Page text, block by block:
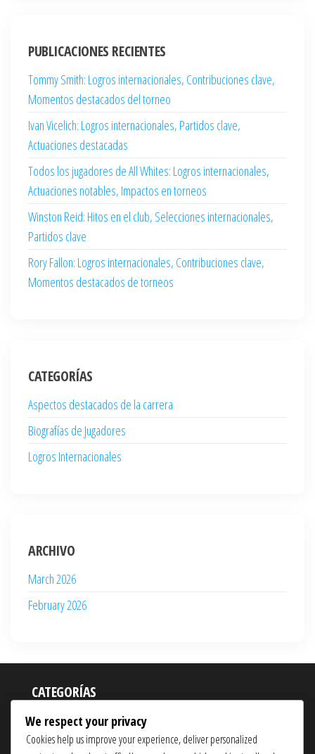
PUBLICACIONES RECIENTES
Tommy Smith: Logros internacionales, Contribuciones clave,
Momentos destacados del torneo
Ivan Vicelich: Logros internacionales, Partidos clave,
Actuaciones destacadas
Todos los jugadores de All Whites: Logros internacionales,
Actuaciones notables, Impactos en torneos
Winston Reid: Hitos en el club, Selecciones internacionales,
Partidos clave
Rory Fallon: Logros internacionales, Contribuciones clave,
Momentos destacados de torneos
CATEGORÍAS
Aspectos destacados de la carrera
Biografías de Jugadores
Logros Internacionales
ARCHIVO
March 2026
February 2026
CATEGORÍAS
Aspectos destacados de la carrera
Biografías de Jugadores
We respect your privacy
Cookies help us improve your experience, deliver personalized